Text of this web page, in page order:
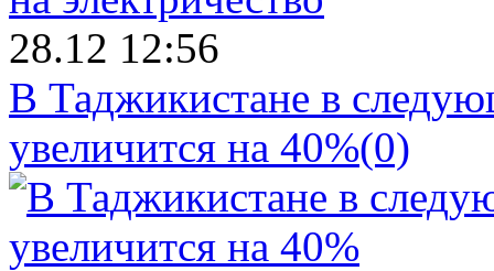
28.12 12:56
В Таджикистане в
увеличится на 40%(0)